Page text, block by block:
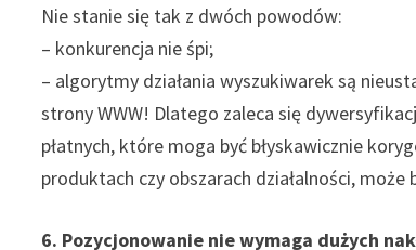
Nie stanie się tak z dwóch powodów:
– konkurencja nie śpi;
– algorytmy działania wyszukiwarek są
strony WWW! Dlatego zaleca się
płatnych, które moga być błyskawicznie
produktach czy obszarach działalności,
6. Pozycjonowanie nie wymaga dużych